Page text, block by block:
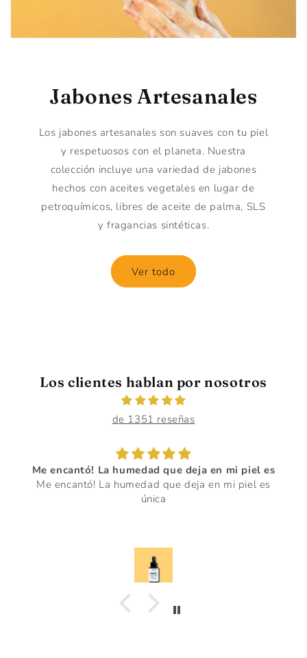
Jabones Artesanales
Los jabones artesanales son suaves con tu piel
y respetuosos con el planeta. Nuestra
colección incluye una variedad de jabones
hechos con aceites vegetales en lugar de
petroquímicos, libres de aceite de palma, SLS
y fragancias sintéticas.
Ver todo
Los clientes hablan por nosotros
de 1351 reseñas
Me encantó! La humedad que deja en mi piel es
Me encantó! La humedad que deja en mi piel es
única